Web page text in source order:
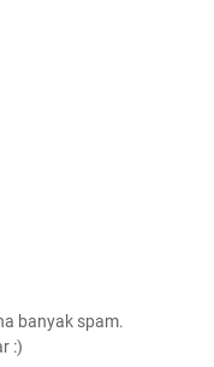
banyak spam.
:)